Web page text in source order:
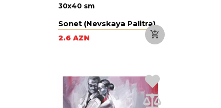
30х40 sm
Sonet (Nevskaya Palitra)
2.6 AZN